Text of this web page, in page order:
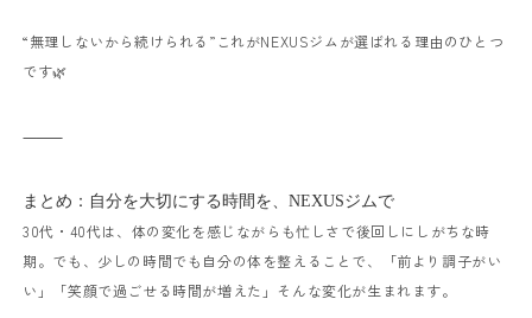
“無理しないから続けられる” これがNEXUSジムが選ばれる理由のひとつ
です🌿
⸻
まとめ：自分を大切にする時間を、NEXUSジムで
30代・40代は、体の変化を感じながらも忙しさで後回しにしがちな時
期。 でも、少しの時間でも自分の体を整えることで、
「前より調子がい
い」「笑顔で過ごせる時間が増えた」 そんな変化が生まれます。